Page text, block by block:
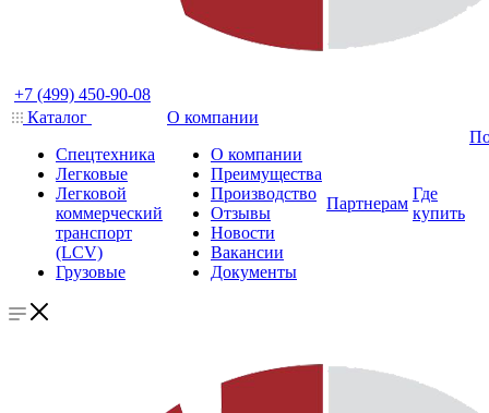
+7 (499) 450-90-08
Каталог
Спецтехника
Легковые
Легковой
коммерческий
транспорт
(LCV)
Грузовые
О компании
О компании
Преимущества
Производство
Отзывы
Новости
Вакансии
Документы
Партнерам
Где
купить